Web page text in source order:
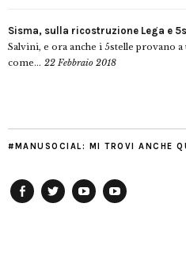
Sisma, sulla ricostruzione Lega e
Salvini, e ora anche i 5stelle provano
come... 22 Febbraio 2018
#MANUSOCIAL: MI TROVI ANCHE